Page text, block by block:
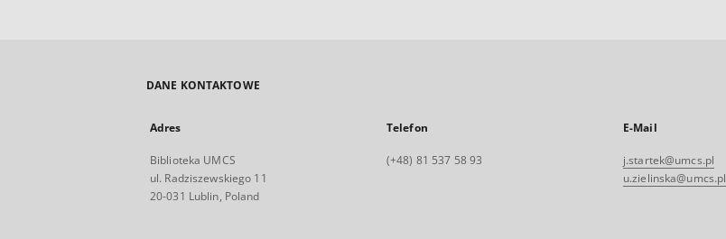
DANE KONTAKTOWE
Adres
Biblioteka UMCS
ul. Radziszewskiego 11
20-031 Lublin, Poland
Telefon
(+48) 81 537 58 93
E-Mail
j.startek@umcs.pl
u.zielinska@umcs.pl